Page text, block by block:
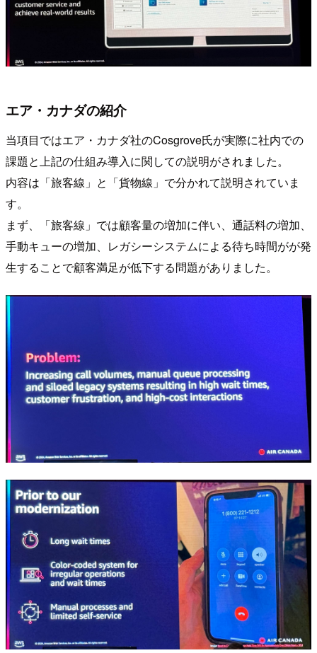
エア・カナダの紹介
当項目ではエア・カナダ社のCosgrove氏が実際に社内での
課題と上記の仕組み導入に関しての説明がされました。
内容は「旅客線」と「貨物線」で分かれて説明されていま
す。
まず、「旅客線」では顧客量の増加に伴い、通話料の増加、
手動キューの増加、レガシーシステムによる待ち時間がが発
生することで顧客満足が低下する問題がありました。